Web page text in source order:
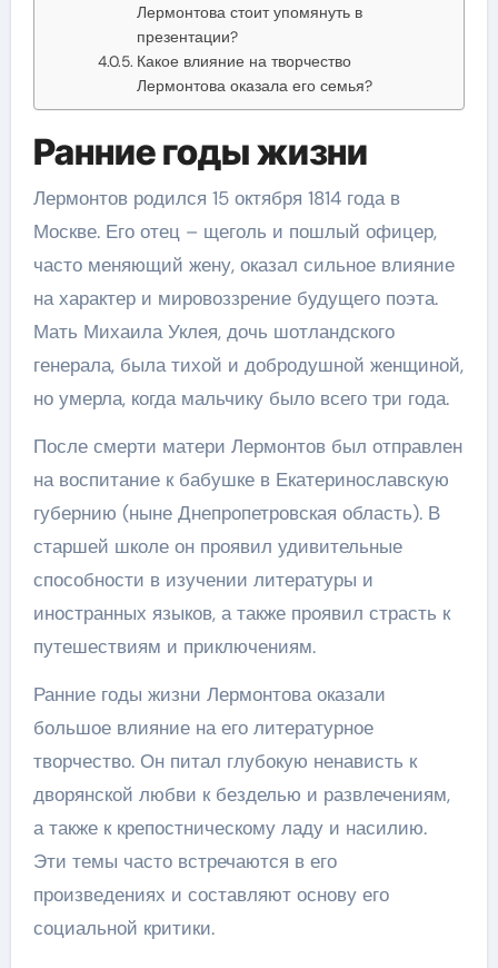
Лермонтова стоит упомянуть в
презентации?
Какое влияние на творчество
Лермонтова оказала его семья?
Ранние годы жизни
Лермонтов родился 15 октября 1814 года в
Москве. Его отец – щеголь и пошлый офицер,
часто меняющий жену, оказал сильное влияние
на характер и мировоззрение будущего поэта.
Мать Михаила Уклея, дочь шотландского
генерала, была тихой и добродушной женщиной,
но умерла, когда мальчику было всего три года.
После смерти матери Лермонтов был отправлен
на воспитание к бабушке в Екатеринославскую
губернию (ныне Днепропетровская область). В
старшей школе он проявил удивительные
способности в изучении литературы и
иностранных языков, а также проявил страсть к
путешествиям и приключениям.
Ранние годы жизни Лермонтова оказали
большое влияние на его литературное
творчество. Он питал глубокую ненависть к
дворянской любви к безделью и развлечениям,
а также к крепостническому ладу и насилию.
Эти темы часто встречаются в его
произведениях и составляют основу его
социальной критики.